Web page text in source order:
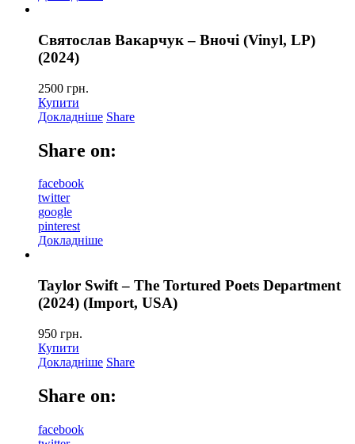
Святослав Вакарчук – Вночі (Vinyl, LP)
(2024)
2500 грн.
Купити
Докладніше Share
Share on:
facebook
twitter
google
pinterest
Докладніше
Taylor Swift – The Tortured Poets Department
(2024) (Import, USA)
950 грн.
Купити
Докладніше Share
Share on:
facebook